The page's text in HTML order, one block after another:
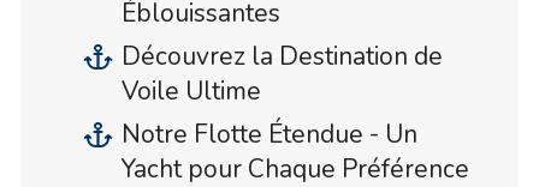
Éblouissantes
Découvrez la Destination de
Voile Ultime
Notre Flotte Étendue - Un
Yacht pour Chaque Préférence